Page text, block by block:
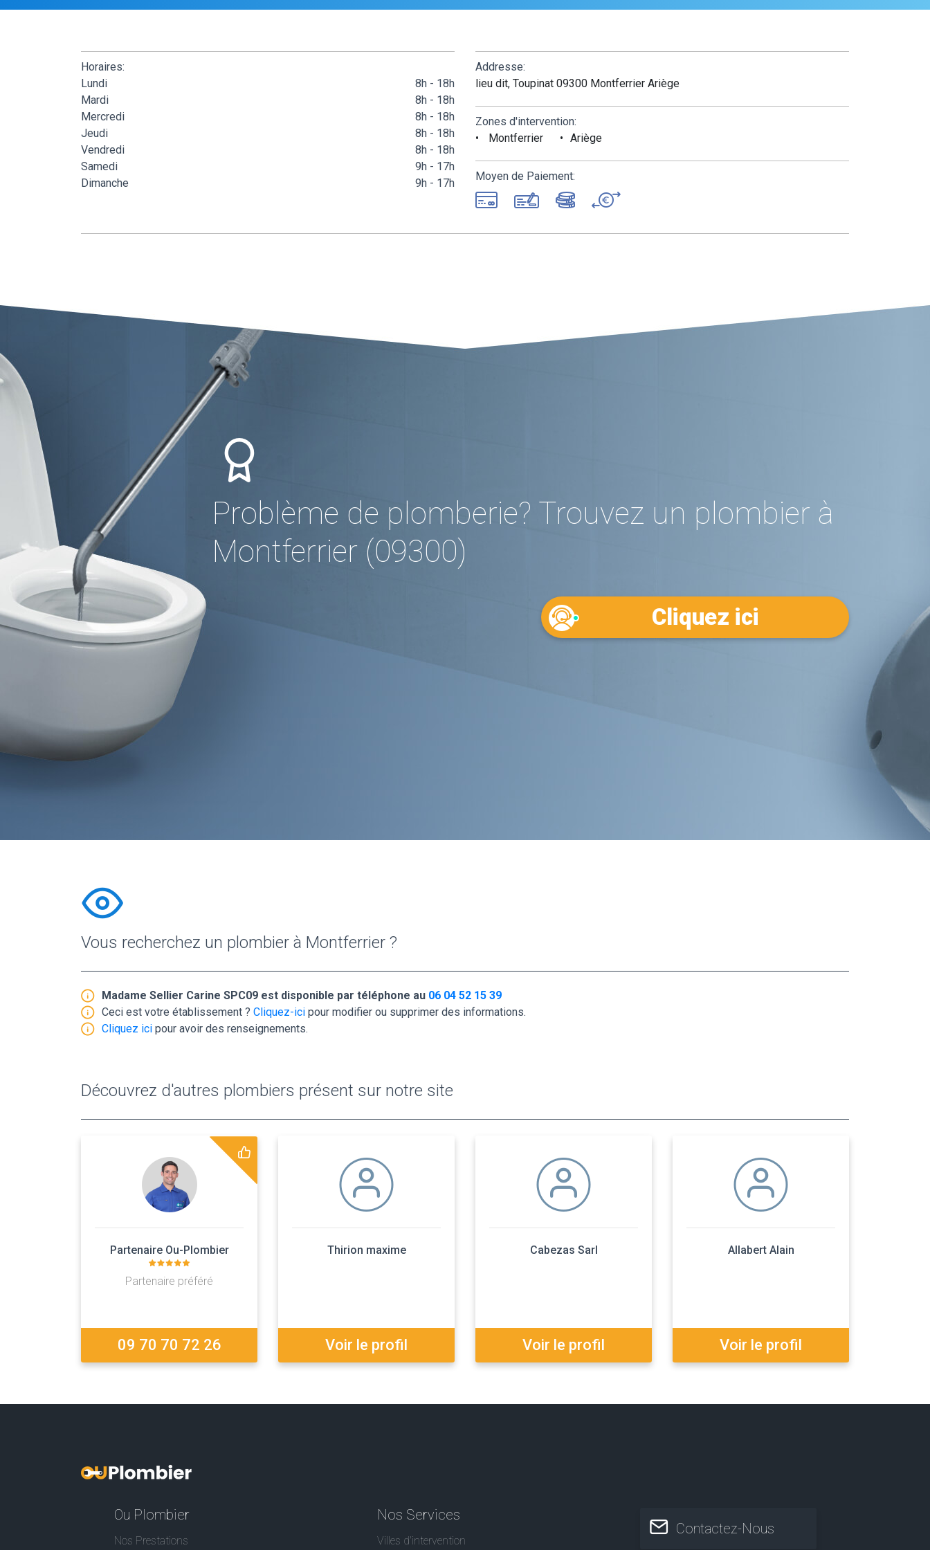
Horaires:
Lundi
8h - 18h
Mardi
8h - 18h
Mercredi
8h - 18h
Jeudi
8h - 18h
Vendredi
8h - 18h
Samedi
9h - 17h
Dimanche
9h - 17h
Addresse:
lieu dit, Toupinat 09300 Montferrier Ariège
Zones d'intervention:
Montferrier
Ariège
Moyen de Paiement:
Problème de plomberie? Trouvez un plombier à
Montferrier (09300)
Cliquez ici
Vous recherchez un plombier à Montferrier ?
Madame Sellier Carine SPC09 est disponible par téléphone au 06 04 52 15 39
Ceci est votre établissement ? Cliquez-ici pour modifier ou supprimer des informations.
Cliquez ici pour avoir des renseignements.
Découvrez d'autres plombiers présent sur notre site
Partenaire Ou-Plombier
Partenaire préféré
09 70 70 72 26
Thirion maxime
Voir le profil
Cabezas Sarl
Voir le profil
Allabert Alain
Voir le profil
Ou Plombier
Nos Prestations
Nos Services
Villes d'intervention
Contactez-Nous